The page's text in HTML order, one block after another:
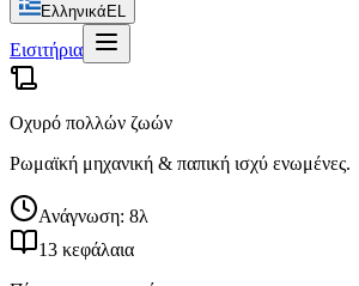
Ελληνικά EL
Εισιτήρια
Οχυρό πολλών ζωών
Ρωμαϊκή μηχανική & παπική ισχύ ενωμένες.
Ανάγνωση: 8λ
13 κεφάλαια